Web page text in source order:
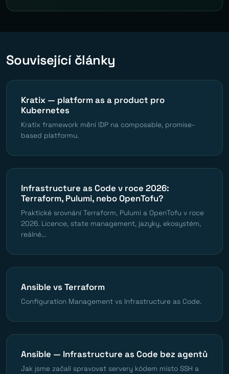
Související články
Kratix — platform as a product pro
Kubernetes
Kratix framework mění IDP na composable, promise-
based platformu.
Infrastructure as Code v roce 2026:
Terraform, Pulumi, nebo OpenTofu?
Praktické srovnání Terraform, Pulumi a OpenTofu v roce
2026. Licence, state management, jazyky, ekosystém,
reálné...
Ansible vs Terraform
Configuration Management vs Infrastructure as Code.
Ansible — Infrastructure as Code bez agentů
Jak jsme začali spravovat servery kódem místo SSH a